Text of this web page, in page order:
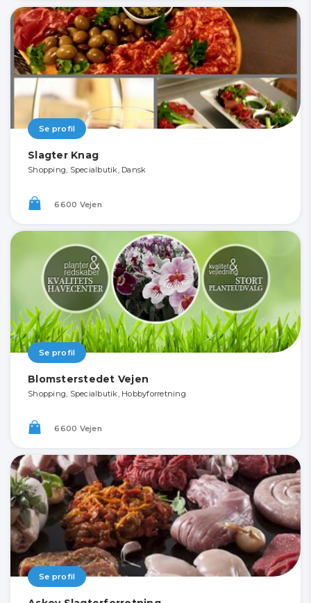
Se profil
Slagter Knag
Shopping, Specialbutik, Dansk
6600 Vejen
Se profil
Blomsterstedet Vejen
Shopping, Specialbutik, Hobbyforretning
6600 Vejen
Se profil